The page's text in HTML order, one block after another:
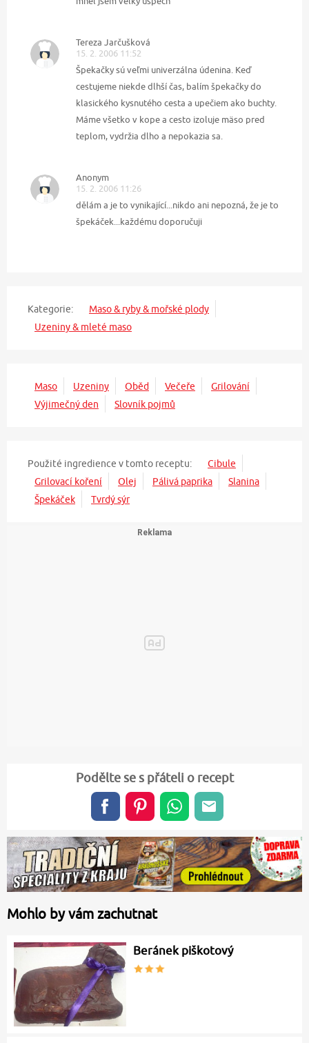
Tereza Jarčušková
15. 2. 2006 11:52
Špekačky sú veľmi univerzálna údenina. Keď
cestujeme niekde dlhší čas, balím špekačky do
klasického kysnutého cesta a upečiem ako buchty.
Máme všetko v kope a cesto izoluje mäso pred
teplom, vydržia dlho a nepokazia sa.
Anonym
15. 2. 2006 11:26
dělám a je to vynikající...nikdo ani nepozná, že je to
špekáček...každému doporučuji
Kategorie:
Maso & ryby & mořské plody
Uzeniny & mleté maso
Maso Uzeniny Oběd Večeře
Grilování
Výjimečný den
Slovník pojmů
Použité ingredience v tomto receptu:
Cibule
Grilovací koření
Olej Pálivá paprika
Slanina
Špekáček
Tvrdý sýr
Podělte se s přáteli o recept
Mohlo by vám zachutnat
Beránek piškotový